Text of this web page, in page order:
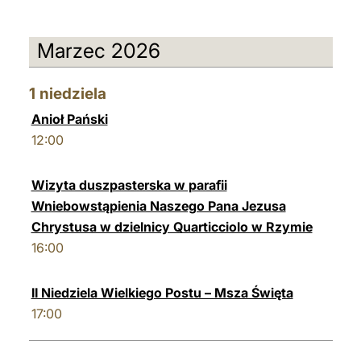
Marzec 2026
1 niedziela
Anioł Pański
12:00
Wizyta duszpasterska w parafii
Wniebowstąpienia Naszego Pana Jezusa
Chrystusa w dzielnicy Quarticciolo w Rzymie
16:00
II Niedziela Wielkiego Postu – Msza Święta
17:00